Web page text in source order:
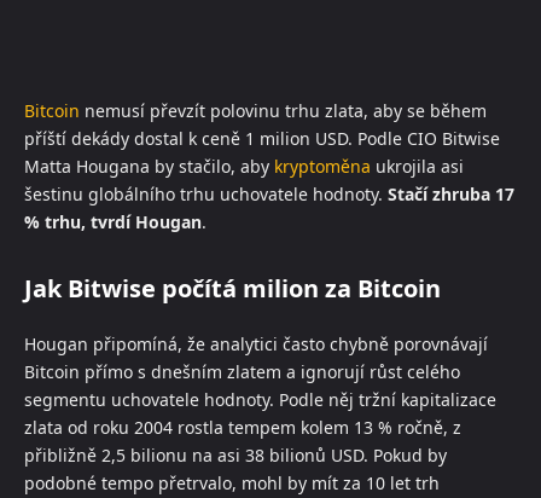
Bitcoin nemusí převzít polovinu trhu zlata, aby se během
příští dekády dostal k ceně 1 milion USD. Podle CIO Bitwise
Matta Hougana by stačilo, aby kryptoměna ukrojila asi
šestinu globálního trhu uchovatele hodnoty. Stačí zhruba 17
% trhu, tvrdí Hougan.
Jak Bitwise počítá milion za Bitcoin
Hougan připomíná, že analytici často chybně porovnávají
Bitcoin přímo s dnešním zlatem a ignorují růst celého
segmentu uchovatele hodnoty. Podle něj tržní kapitalizace
zlata od roku 2004 rostla tempem kolem 13 % ročně, z
přibližně 2,5 bilionu na asi 38 bilionů USD. Pokud by
podobné tempo přetrvalo, mohl by mít za 10 let trh